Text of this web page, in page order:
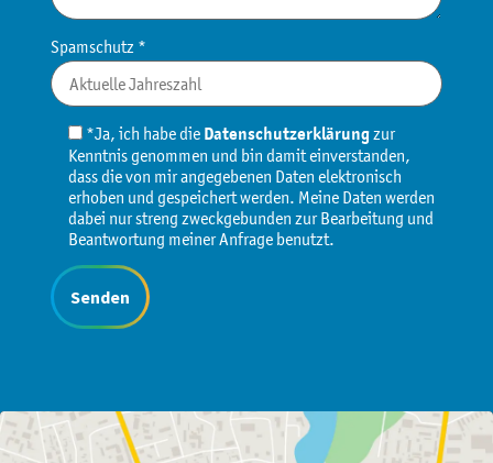
Spamschutz *
*Ja, ich habe die Datenschutzerklärungzur
Kenntnis genommen und bin damit einverstanden,
dass die von mir angegebenen Daten elektronisch
erhoben und gespeichert werden. Meine Daten werden
dabei nur streng zweckgebunden zur Bearbeitung und
Beantwortung meiner Anfrage benutzt.